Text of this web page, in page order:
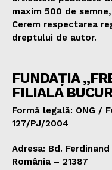
maxim 500 de
Cerem respectarea
dreptului de autor.
FUNDAȚIA
FILIALA
Formă legală: ONG /
127/PJ/2004
Adresa: Bd.
România – 21387